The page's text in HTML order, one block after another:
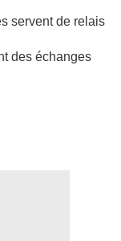
servent de relais
des échanges